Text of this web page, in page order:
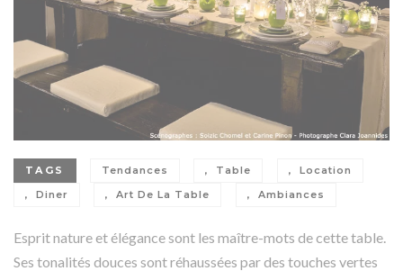
TAGS Tendances Table
Location
Diner
Art De La Table Ambiances
Esprit nature et élégance sont les maître-mots de cette table.
Ses tonalités douces sont réhaussées par des touches vertes